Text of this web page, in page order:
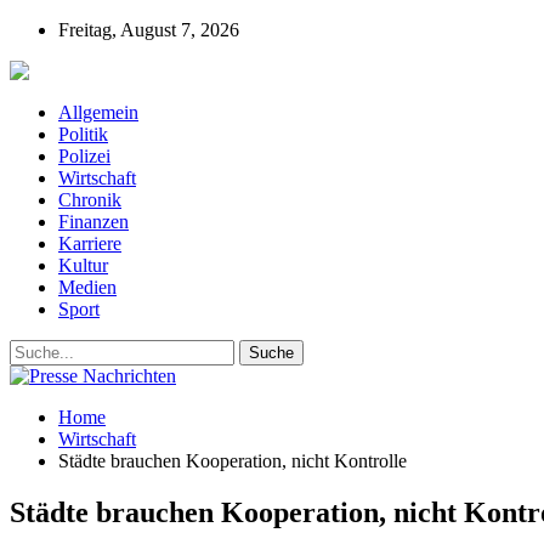
Freitag, August 7, 2026
Allgemein
Politik
Polizei
Wirtschaft
Chronik
Finanzen
Karriere
Kultur
Medien
Sport
Home
Wirtschaft
Städte brauchen Kooperation, nicht Kontrolle
Städte brauchen Kooperation, nicht